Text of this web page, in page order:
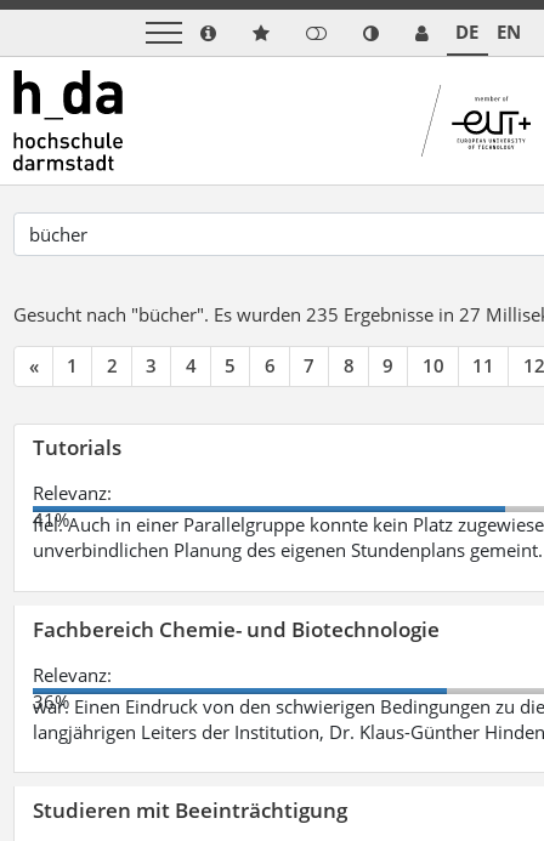
DE EN
Gesucht nach "bücher". Es wurden 235 Ergebnisse in 27
« 1 2 3 4 5 6 7 8 9 10 11 12
Tutorials
Relevanz:
41%
fiel. Auch in einer Parallelgruppe konnte kein Platz
unverbindlichen Planung des eigenen Stundenplans
Fachbereich Chemie- und Biotechnologie
Relevanz:
36%
war. Einen Eindruck von den schwierigen Bedingungen zu
langjährigen Leiters der Institution, Dr. Klaus-Günther
Studieren mit Beeinträchtigung